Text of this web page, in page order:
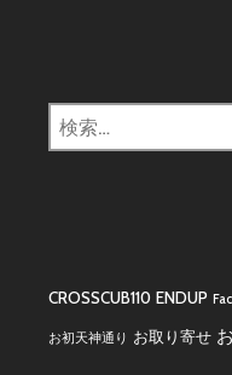
検
索:
CROSSCUB110 ENDUP
お初天神通り お取り寄せ